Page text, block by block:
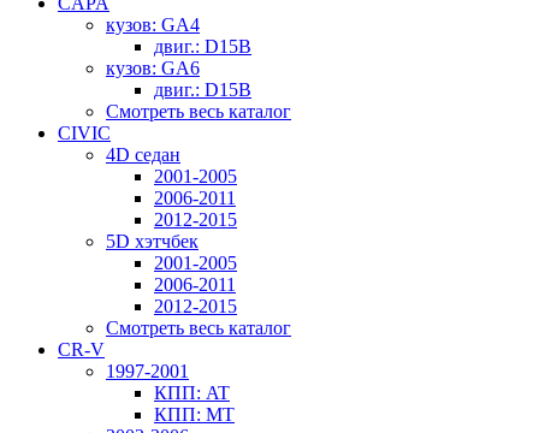
кузов: GA4
двиг.: D15B
кузов: GA6
двиг.: D15B
Смотреть весь каталог
CIVIC
4D седан
2001-2005
2006-2011
2012-2015
5D хэтчбек
2001-2005
2006-2011
2012-2015
Смотреть весь каталог
CR-V
1997-2001
КПП: AT
КПП: MT